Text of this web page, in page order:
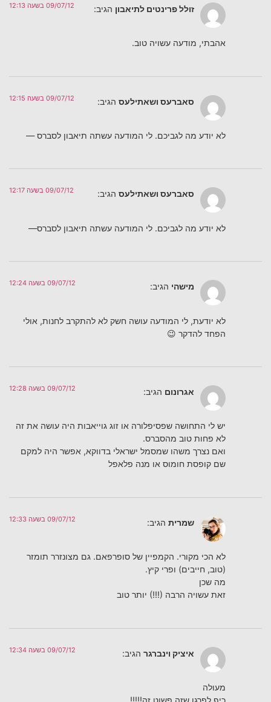
זולל פרינטים לתיאבון הגיב: 09/07/12 בשעה 12:13
אהבתי, מודעה עשויה טוב.
סאברעס ושאתילעס הגיב: 09/07/12 בשעה 12:15
לא יודע מה לגביכם. לי המודעה עשתה תיאבון לסברס —
סאברעס ושאתילעס הגיב: 09/07/12 בשעה 12:17
לא יודע מה לגביכם. לי המודעה עשתה תיאבון לסברס—
מישהי הגיב: 09/07/12 בשעה 12:24
לא יודעת, לי המודעה עושה חשק לא להתקרב לחנות, אולי
הפחד להדקר 😉
אגרונום הגיב: 09/07/12 בשעה 12:28
יש לי התחושה שפסיפלורה או זוג גוייאבות היה עושה את זה
לא פחות טוב מהסברס.
ואם נצרך משהו שמסמל ישראלי בדווקא, אפשר היה למקם
שם קופסת חומוס או מנה פלאפל
שמרית הגיב: 09/07/12 בשעה 12:33
לא הכי מקורי. הקמפיין של סופרפאם. גם מצונזרר תומזר
(טוב, חייבים) ופרי קיץ.
מה שכן
זאת עשויה הרבה (!!!) יותר טוב
איציק וינברגר הגיב: 09/07/12 בשעה 12:34
מעולה
כיף לפרגן שזה פשוט זה!!!!!